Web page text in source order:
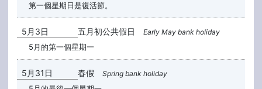
第一個星期日是復活節。
5月3日 五月初公共假日 Early May bank holiday
5月的第一個星期一
5月31日 春假 Spring bank holiday